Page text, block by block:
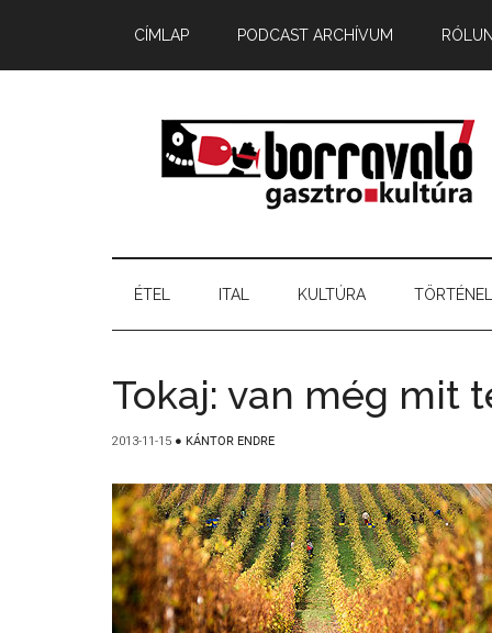
CÍMLAP PODCAST ARCHÍVUM
ÉTEL ITAL KULTÚRA
Tokaj: van még mit
2013-11-15 ● KÁNTOR ENDRE